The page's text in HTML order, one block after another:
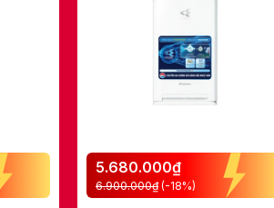
5.680.000₫
6.900.000₫ (-18%)